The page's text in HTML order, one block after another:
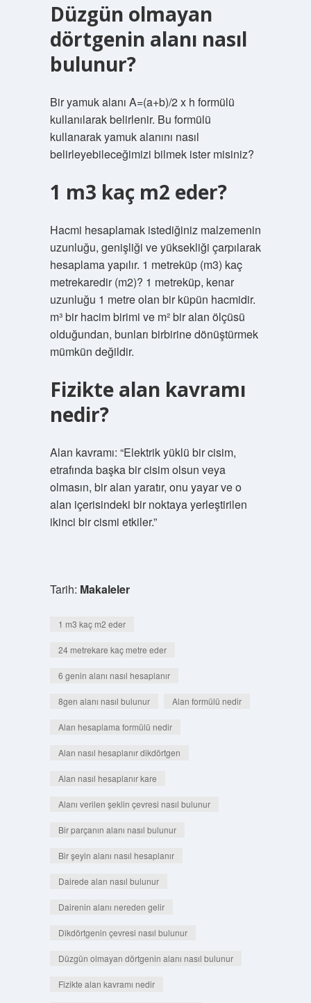
Düzgün olmayan
dörtgenin alanı nasıl
bulunur?
Bir yamuk alanı A=(a+b)/2 x h formülü
kullanılarak belirlenir. Bu formülü
kullanarak yamuk alanını nasıl
belirleyebileceğimizi bilmek ister misiniz?
1 m3 kaç m2 eder?
Hacmi hesaplamak istediğiniz malzemenin
uzunluğu, genişliği ve yüksekliği çarpılarak
hesaplama yapılır. 1 metreküp (m3) kaç
metrekaredir (m2)? 1 metreküp, kenar
uzunluğu 1 metre olan bir küpün hacmidir.
m³ bir hacim birimi ve m² bir alan ölçüsü
olduğundan, bunları birbirine dönüştürmek
mümkün değildir.
Fizikte alan kavramı
nedir?
Alan kavramı: “Elektrik yüklü bir cisim,
etrafında başka bir cisim olsun veya
olmasın, bir alan yaratır, onu yayar ve o
alan içerisindeki bir noktaya yerleştirilen
ikinci bir cismi etkiler.”
Tarih: Makaleler
1 m3 kaç m2 eder
24 metrekare kaç metre eder
6 genin alanı nasıl hesaplanır
8gen alanı nasıl bulunur Alan formülü nedir
Alan hesaplama formülü nedir
Alan nasıl hesaplanır dikdörtgen
Alan nasıl hesaplanır kare
Alanı verilen şeklin çevresi nasıl bulunur
Bir parçanın alanı nasıl bulunur
Bir şeyin alanı nasıl hesaplanır
Dairede alan nasıl bulunur
Dairenin alanı nereden gelir
Dikdörtgenin çevresi nasıl bulunur
Düzgün olmayan dörtgenin alanı nasıl bulunur
Fizikte alan kavramı nedir